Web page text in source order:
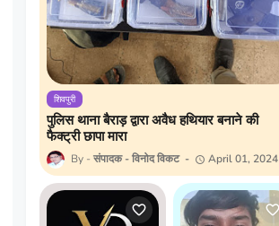
शिवपुरी
पुलिस थाना बैराड़ द्वारा अवैध हथियार बनाने की
फैक्ट्री छापा मारा
संपादक - विनोद विकट April 01, 2024